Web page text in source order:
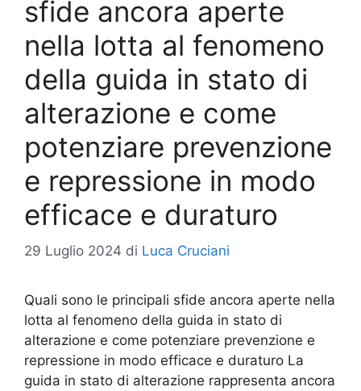
sfide ancora aperte
nella lotta al fenomeno
della guida in stato di
alterazione e come
potenziare prevenzione
e repressione in modo
efficace e duraturo
29 Luglio 2024 di Luca Cruciani
Quali sono le principali sfide ancora aperte nella
lotta al fenomeno della guida in stato di
alterazione e come potenziare prevenzione e
repressione in modo efficace e duraturo La
guida in stato di alterazione rappresenta ancora